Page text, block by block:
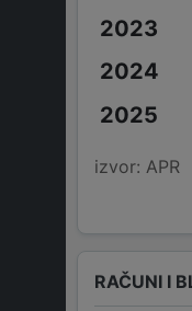
izvor: APR
RAČUNI I